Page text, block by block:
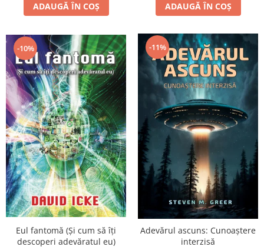
ADAUGĂ ÎN COȘ ADAUGĂ ÎN COȘ
-10%
Eul fantomă (Și cum să îți
descoperi adevăratul eu)
-11%
Adevărul ascuns: Cunoaștere
interzisă